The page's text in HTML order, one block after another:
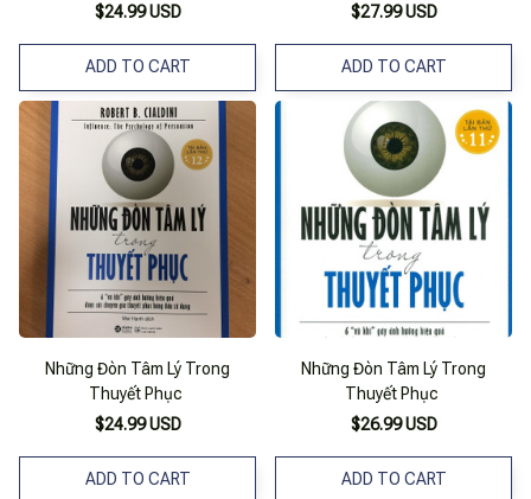
$24.99 USD
ADD TO CART
$27.99 USD
ADD TO CART
Những Đòn Tâm Lý Trong
Thuyết Phục
$24.99 USD
ADD TO CART
Những Đòn Tâm Lý Trong
Thuyết Phục
$26.99 USD
ADD TO CART